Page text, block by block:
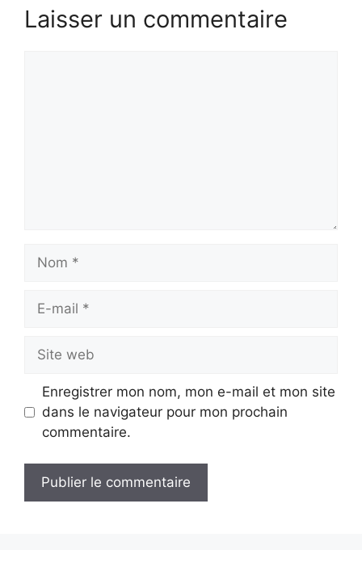
Laisser un commentaire
Nom
Site
web
Enregistrer mon nom, mon e-mail et mon site
dans le navigateur pour mon prochain
commentaire.